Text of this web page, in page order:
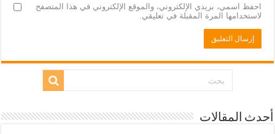
احفظ اسمي، بريدي الإلكتروني، والموقع الإلكتروني في هذا المتصفح
لاستخدامها المرة المقبلة في تعليقي.
أحدث المقالات